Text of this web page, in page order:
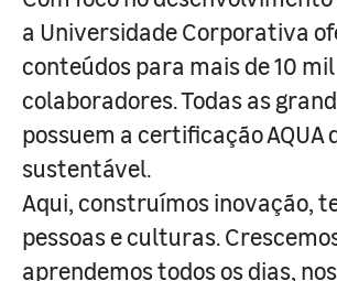
a Universidade Corporativa
conteúdos para mais de 10 mil
colaboradores. Todas as
possuem a certificação AQUA
sustentável.
Aqui, construímos inovação,
pessoas e culturas.
aprendemos todos os dias,